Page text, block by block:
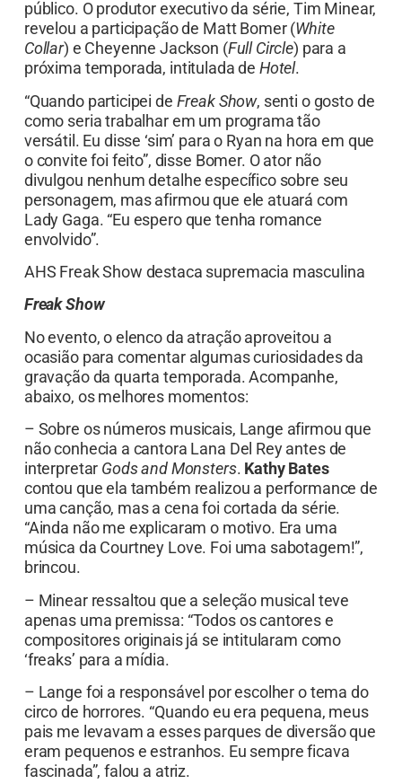
público. O produtor executivo da série, Tim Minear,
revelou a participação de Matt Bomer (White
Collar) e Cheyenne Jackson (Full Circle) para a
próxima temporada, intitulada de Hotel.
“Quando participei de Freak Show, senti o gosto de
como seria trabalhar em um programa tão
versátil. Eu disse ‘sim’ para o Ryan na hora em que
o convite foi feito”, disse Bomer. O ator não
divulgou nenhum detalhe específico sobre seu
personagem, mas afirmou que ele atuará com
Lady Gaga. “Eu espero que tenha romance
envolvido”.
AHS Freak Show destaca supremacia masculina
Freak Show
No evento, o elenco da atração aproveitou a
ocasião para comentar algumas curiosidades da
gravação da quarta temporada. Acompanhe,
abaixo, os melhores momentos:
– Sobre os números musicais, Lange afirmou que
não conhecia a cantora Lana Del Rey antes de
interpretar Gods and Monsters. Kathy Bates
contou que ela também realizou a performance de
uma canção, mas a cena foi cortada da série.
“Ainda não me explicaram o motivo. Era uma
música da Courtney Love. Foi uma sabotagem!”,
brincou.
– Minear ressaltou que a seleção musical teve
apenas uma premissa: “Todos os cantores e
compositores originais já se intitularam como
‘freaks’ para a mídia.
– Lange foi a responsável por escolher o tema do
circo de horrores. “Quando eu era pequena, meus
pais me levavam a esses parques de diversão que
eram pequenos e estranhos. Eu sempre ficava
fascinada”, falou a atriz.